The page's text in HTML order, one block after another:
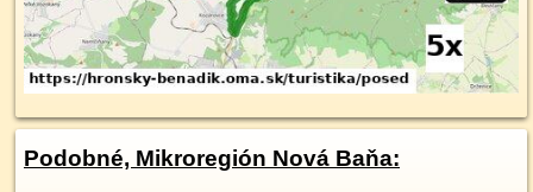
Podobné, Mikroregión Nová Baňa: